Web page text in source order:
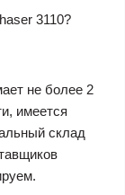
3110?
не более 2
имеется
склад